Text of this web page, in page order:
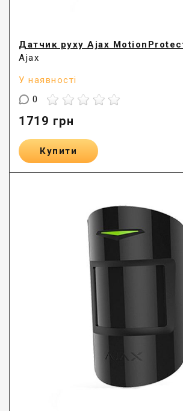
Датчик руху Ajax
Ajax
У наявності
0
1719 грн
Купити